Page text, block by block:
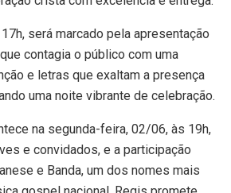
será marcado pela apresentação
contagia o público com uma
e letras que exaltam a presença
uma noite vibrante de celebração.
na segunda-feira, 02/06, às 19h,
e convidados, e a participação
e Banda, um dos nomes mais